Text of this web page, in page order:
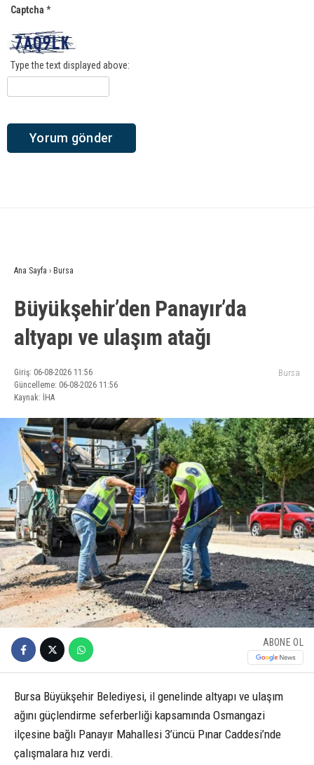
Captcha *
Type the text displayed above:
Ana Sayfa › Bursa
Büyükşehir’den Panayır’da
altyapı ve ulaşım atağı
Giriş: 06-08-2026 11:56
Güncelleme: 06-08-2026 11:56
Kaynak: İHA
Bursa
ABONE OL
Bursa Büyükşehir Belediyesi, il genelinde altyapı ve ulaşım
ağını güçlendirme seferberliği kapsamında Osmangazi
ilçesine bağlı Panayır Mahallesi 3’üncü Pınar Caddesi’nde
çalışmalara hız verdi.